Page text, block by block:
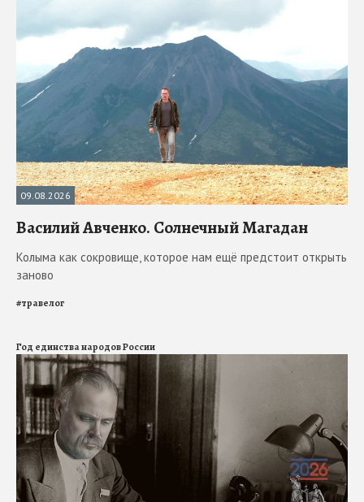
09.08.2026
Василий Авченко. Солнечный Магадан
Колыма как сокровище, которое нам ещё предстоит открыть
заново
#травелог
Год единства народов России